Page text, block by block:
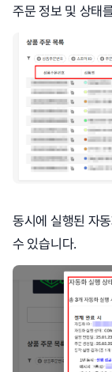
주문 정보 및 상태
동시에 실행된 자
수 있습니다.